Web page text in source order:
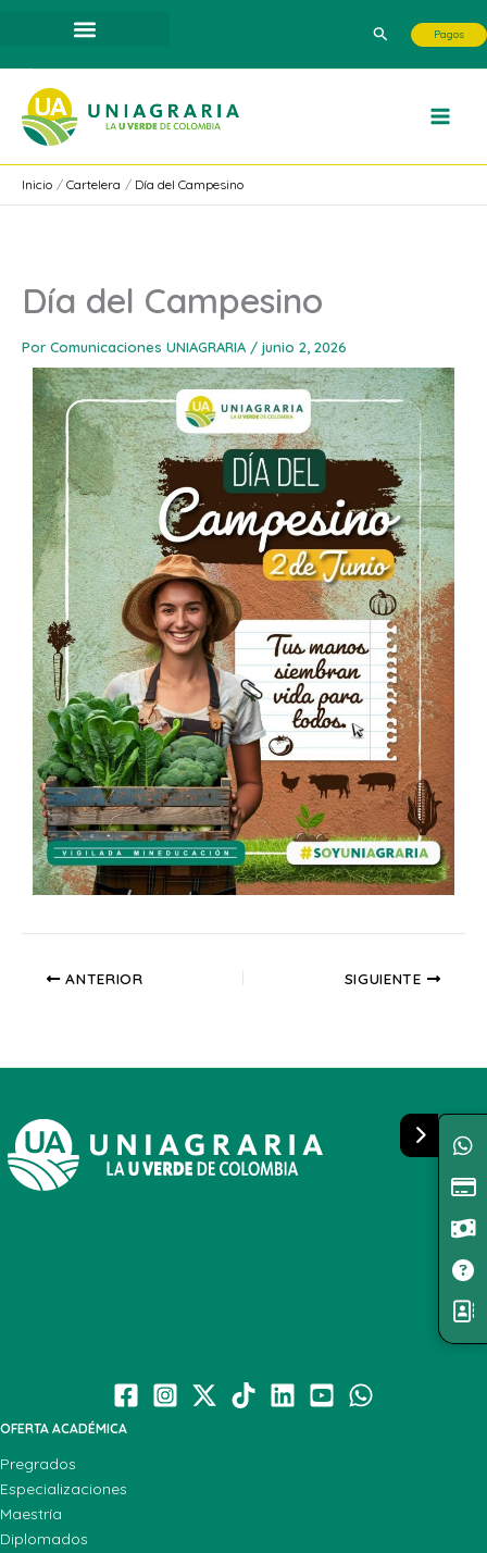
contenido
Buscar Pagos
Inicio Cartelera Día del Campesino
Día del Campesino
Por Comunicaciones UNIAGRARIA / junio 2, 2026
ANTERIOR SIGUIENTE
OFERTA ACADÉMICA
Pregrados
Especializaciones
Maestría
Diplomados